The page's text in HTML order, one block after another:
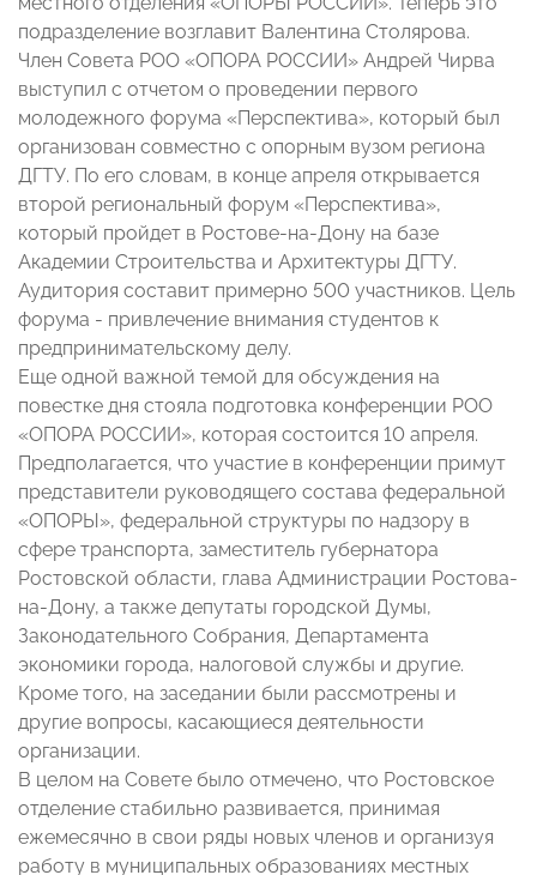
подразделение возглавит Валентина Столярова.
Член Совета РОО «ОПОРА РОССИИ» Андрей Чирва
выступил с отчетом о проведении первого
молодежного форума «Перспектива», который был
организован совместно с опорным вузом региона
ДГТУ. По его словам, в конце апреля открывается
второй региональный форум «Перспектива»,
который пройдет в Ростове-на-Дону на базе
Академии Строительства и Архитектуры ДГТУ.
Аудитория составит примерно 500 участников. Цель
форума - привлечение внимания студентов к
предпринимательскому делу.
Еще одной важной темой для обсуждения на
повестке дня стояла подготовка конференции РОО
«ОПОРА РОССИИ», которая состоится 10 апреля.
Предполагается, что участие в конференции примут
представители руководящего состава федеральной
«ОПОРЫ», федеральной структуры по надзору в
сфере транспорта, заместитель губернатора
Ростовской области, глава Администрации Ростова-
на-Дону, а также депутаты городской Думы,
Законодательного Собрания, Департамента
экономики города, налоговой службы и другие.
Кроме того, на заседании были рассмотрены и
другие вопросы, касающиеся деятельности
организации.
В целом на Совете было отмечено, что Ростовское
отделение стабильно развивается, принимая
ежемесячно в свои ряды новых членов и организуя
работу в муниципальных образованиях местных